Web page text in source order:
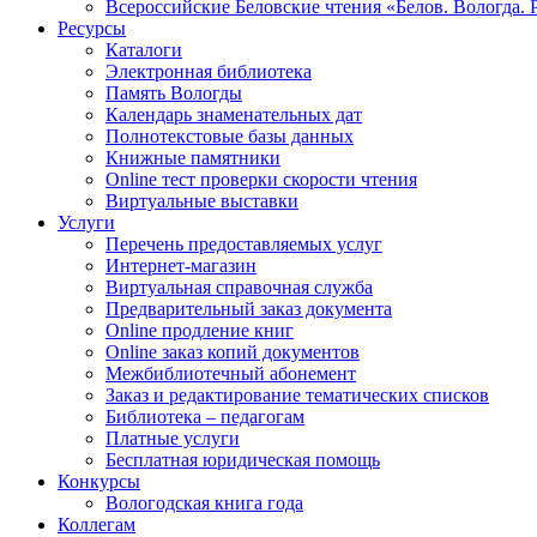
Всероссийские Беловские чтения «Белов. Вологда.
Ресурсы
Каталоги
Электронная библиотека
Память Вологды
Календарь знаменательных дат
Полнотекстовые базы данных
Книжные памятники
Online тест проверки скорости чтения
Виртуальные выставки
Услуги
Перечень предоставляемых услуг
Интернет-магазин
Виртуальная справочная служба
Предварительный заказ документа
Online продление книг
Online заказ копий документов
Межбиблиотечный абонемент
Заказ и редактирование тематических списков
Библиотека – педагогам
Платные услуги
Бесплатная юридическая помощь
Конкурсы
Вологодская книга года
Коллегам